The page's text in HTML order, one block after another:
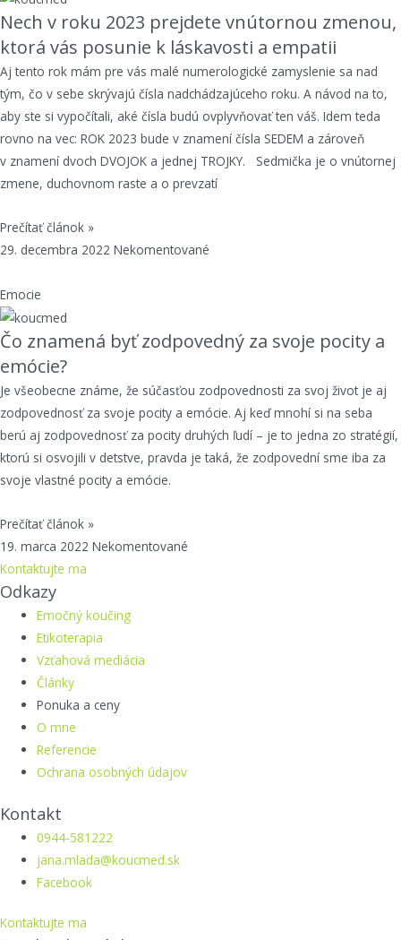
Nech v roku 2023 prejdete vnútornou zmenou,
ktorá vás posunie k láskavosti a empatii
Aj tento rok mám pre vás malé numerologické zamyslenie sa nad
tým, čo v sebe skrývajú čísla nadchádzajúceho roku. A návod na to,
aby ste si vypočítali, aké čísla budú ovplyvňovať ten váš. Idem teda
rovno na vec: ROK 2023 bude v znamení čísla SEDEM a zároveň
v znamení dvoch DVOJOK a jednej TROJKY. Sedmička je o vnútornej
zmene, duchovnom raste a o prevzatí
Prečítať článok »
29. decembra 2022 Nekomentované
Emocie
Čo znamená byť zodpovedný za svoje pocity a
emócie?
Je všeobecne známe, že súčasťou zodpovednosti za svoj život je aj
zodpovednosť za svoje pocity a emócie. Aj keď mnohí si na seba
berú aj zodpovednosť za pocity druhých ľudí – je to jedna zo stratégií,
ktorú si osvojili v detstve, pravda je taká, že zodpovední sme iba za
svoje vlastné pocity a emócie.
Prečítať článok »
19. marca 2022 Nekomentované
Kontaktujte ma
Odkazy
Emočný koučing
Etikoterapia
Vzťahová mediácia
Články
Ponuka a ceny
O mne
Referencie
Ochrana osobných údajov
Kontakt
0944-581222
jana.mlada@koucmed.sk
Facebook
Kontaktujte ma